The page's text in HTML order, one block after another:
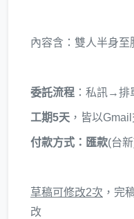
內容含：雙人半身
委託流程 ：私訊→
工期5天 ，皆以
付款方式：匯款(台
草稿可修改2次 ，完
改